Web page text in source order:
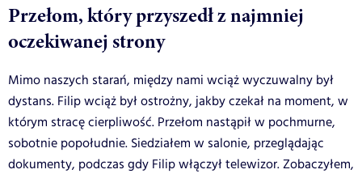
Przełom, który przyszedł z najmniej
oczekiwanej strony
Mimo naszych starań, między nami wciąż wyczuwalny był
dystans. Filip wciąż był ostrożny, jakby czekał na moment, w
którym stracę cierpliwość. Przełom nastąpił w pochmurne,
sobotnie popołudnie. Siedziałem w salonie, przeglądając
dokumenty, podczas gdy Filip włączył telewizor. Zobaczyłem,